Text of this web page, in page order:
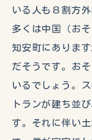
いる人も８割方
多くは中国（お
知安町にありま
だそうです。お
いるでしょう。
トランが建ち並
す。それに伴い